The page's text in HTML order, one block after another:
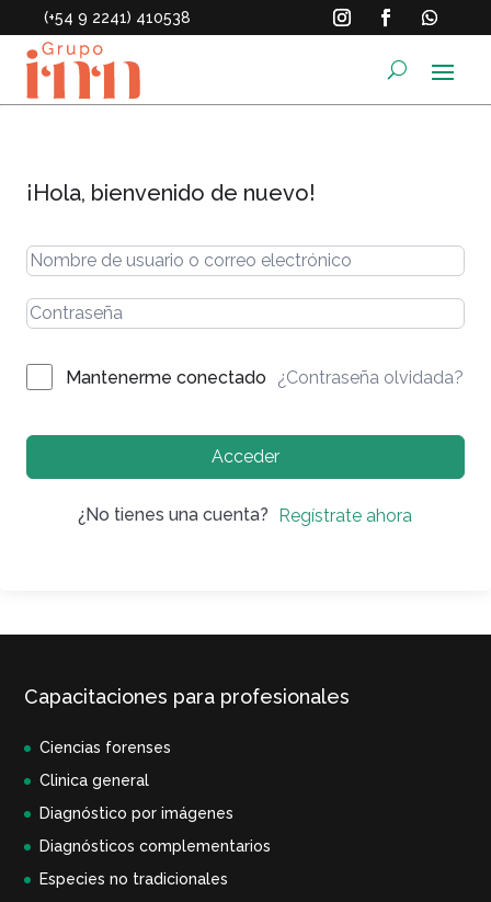
(+54 9 2241) 410538
¡Hola, bienvenido de nuevo!
Mantenerme conectado ¿Contraseña olvidada?
Acceder
¿No tienes una cuenta? Regístrate ahora
Capacitaciones para profesionales
Ciencias forenses
Clinica general
Diagnóstico por imágenes
Diagnósticos complementarios
Especies no tradicionales